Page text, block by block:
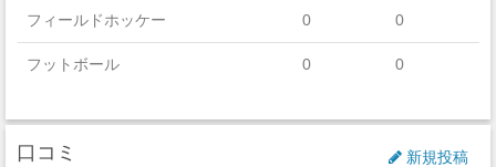
フィールドホッケー 0 0
フットボール 0 0
アイスホッケー 0
口コミ 新規投稿